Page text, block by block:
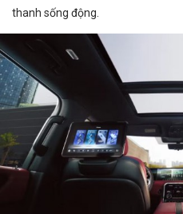
thanh sống động.